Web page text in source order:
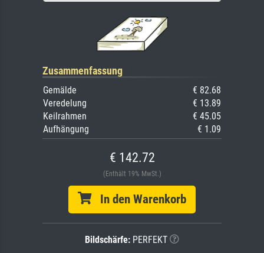
Zusammenfassung
Gemälde
€ 82.68
Veredelung
€ 13.89
Keilrahmen
€ 45.05
Aufhängung
€ 1.09
€ 142.72
(Enthält 19% MwSt.)
In den Warenkorb
Bildschärfe: PERFEKT